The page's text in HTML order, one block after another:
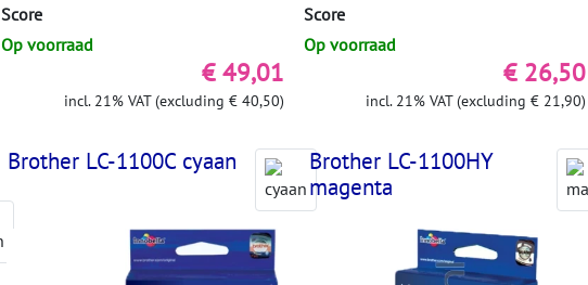
Score
Op voorraad
€ 49,01
incl. 21% VAT (excluding € 40,50)
Brother LC-1100C cyaan
Score
Op voorraad
€ 26,50
incl. 21% VAT (excluding € 21,90)
Brother LC-1100HY
magenta